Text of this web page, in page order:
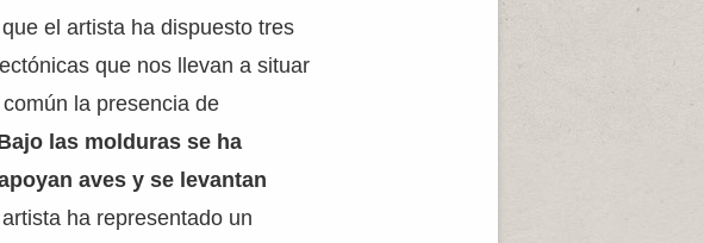
el artista ha dispuesto tres
que nos llevan a situar
la presencia de
las molduras se ha
aves y se levantan
ha representado un